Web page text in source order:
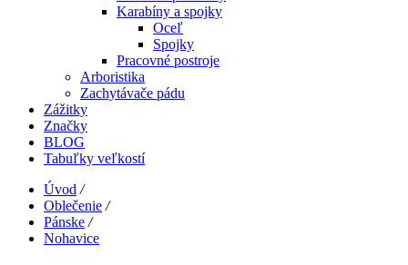
Karabíny a spojky
Oceľ
Spojky
Pracovné postroje
Arboristika
Zachytávače pádu
Zážitky
Značky
BLOG
Tabuľky veľkostí
Úvod /
Oblečenie /
Pánske /
Nohavice